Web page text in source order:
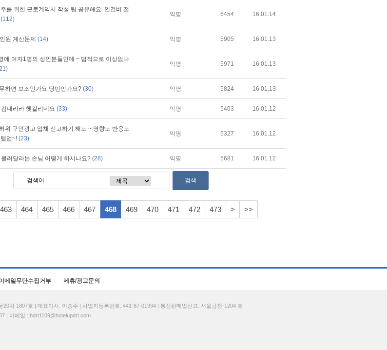
를 위한 근로계약서 작성 팁 공유해요. 인건비 절
(112)
익명 6454 16.01.14
원 계산문제 (14) 익명 5905 16.01.13
에 여자1명의 성인분들인데 ~ 법적으로 이상없나
익명 5971 16.01.13
하면 보조인가요 당번인가요? (30) 익명 5824 16.01.13
김대리라 헷갈리네요 (33) 익명 5403 16.01.12
위 구인광고 업체 신고하기 해도 ~ 영향도 반응도
업~! (23)
익명 5327 16.01.12
불러달라는 손님 어떻게 하시나요? (28) 익명 5681 16.01.12
463 464 465 466 467 468 469 470 471 472 473 > >>
메일무단수집거부 제휴/광고문의
차 1807호 | 대표이사: 이송주 | 사업자등록번호: 441-87-01934 | 통신판매업신고: 서울금천-1204 호
| 이메일 : hdrt1109@hotelupdrt.com